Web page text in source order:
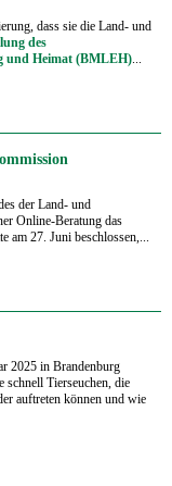
dass sie die Land- und
des
und Heimat (BMLEH)...
der Land- und
Online-Beratung das
am 27. Juni beschlossen,...
2025 in Brandenburg
Tierseuchen, die
auftreten können und wie